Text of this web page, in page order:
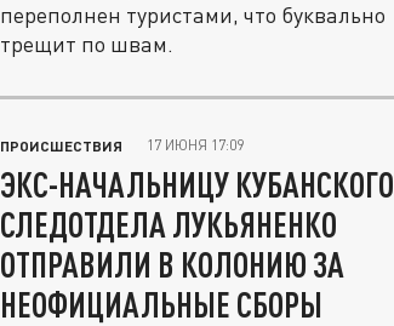
переполнен туристами, что буквально
трещит по швам.
ПРОИСШЕСТВИЯ 17 ИЮНЯ 17:09
ЭКС-НАЧАЛЬНИЦУ КУБАНСКОГО
СЛЕДОТДЕЛА ЛУКЬЯНЕНКО
ОТПРАВИЛИ В КОЛОНИЮ ЗА
НЕОФИЦИАЛЬНЫЕ СБОРЫ